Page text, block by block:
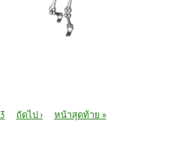
3 ถัดไป › หน้าสุดท้าย »